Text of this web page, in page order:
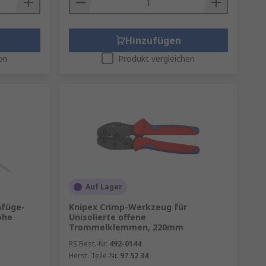
die Flexibilität und macht das
viele Verbindungen in
auszahlt. Gute
oder
was die Arbeit effizienter
Hinzufügen
Produkt vergleichen
Auf Lager
Knipex Crimp-Werkzeug für
Unisolierte offene
Trommelklemmen, 220mm
RS Best.-Nr. 492-0144
Herst. Teile-Nr. 97 52 34